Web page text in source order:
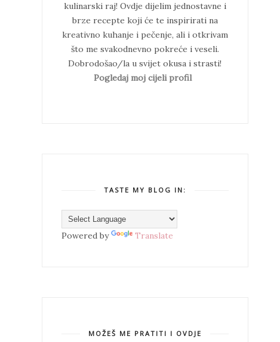
kulinarski raj! Ovdje dijelim jednostavne i
brze recepte koji će te inspirirati na
kreativno kuhanje i pečenje, ali i otkrivam
što me svakodnevno pokreće i veseli.
Dobrodošao/la u svijet okusa i strasti!
Pogledaj moj cijeli profil
TASTE MY BLOG IN:
Powered by Translate
MOŽEŠ ME PRATITI I OVDJE